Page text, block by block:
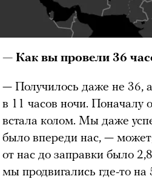
— Как вы провели 36
— Получилось даже не 36,
в 11 часов ночи. Поначалу
встала колом. Мы даже
было впереди нас, —
от нас до заправки было
мы продвигались где-то